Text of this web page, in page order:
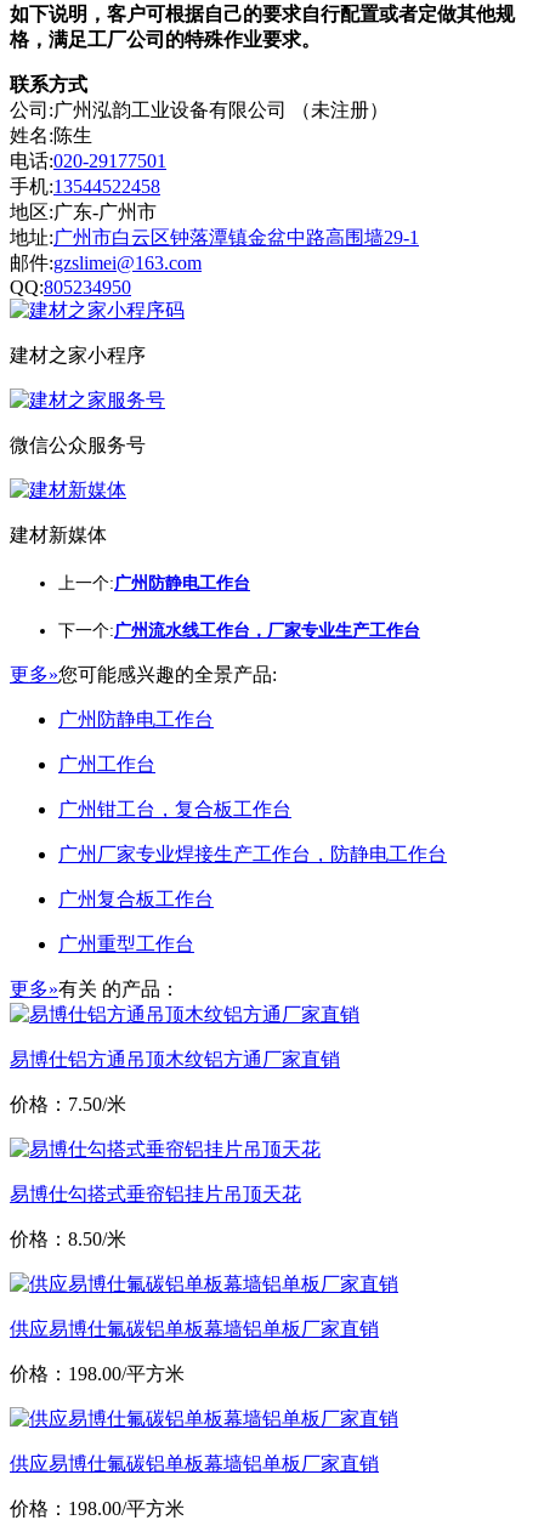
如下说明，客户可根据自己的要求自行配置或者定做其他规
格，满足工厂公司的特殊作业要求。
联系方式
公司:广州泓韵工业设备有限公司 （未注册）
姓名:陈生
电话:020-29177501
手机:13544522458
地区:广东-广州市
地址:广州市白云区钟落潭镇金盆中路高围墙29-1
邮件:gzslimei@163.com
QQ:805234950
建材之家小程序
微信公众服务号
建材新媒体
上一个:广州防静电工作台
下一个:广州流水线工作台，厂家专业生产工作台
更多»您可能感兴趣的全景产品:
广州防静电工作台
广州工作台
广州钳工台，复合板工作台
广州厂家专业焊接生产工作台，防静电工作台
广州复合板工作台
广州重型工作台
更多»有关 的产品：
易博仕铝方通吊顶木纹铝方通厂家直销
价格：7.50/米
易博仕勾搭式垂帘铝挂片吊顶天花
价格：8.50/米
供应易博仕氟碳铝单板幕墙铝单板厂家直销
价格：198.00/平方米
供应易博仕氟碳铝单板幕墙铝单板厂家直销
价格：198.00/平方米